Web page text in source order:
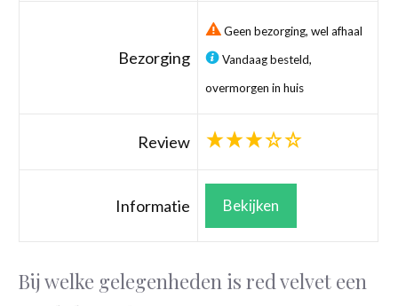
Bezorging
Geen bezorging, wel afhaal
Vandaag besteld,
overmorgen in huis
Review
Informatie Bekijken
Bij welke gelegenheden is red velvet een